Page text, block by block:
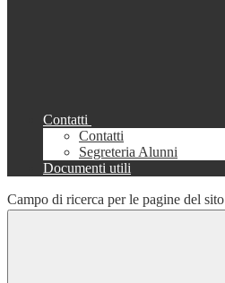
Contatti
Contatti
Segreteria Alunni
Documenti utili
Campo di ricerca per le pagine del sito